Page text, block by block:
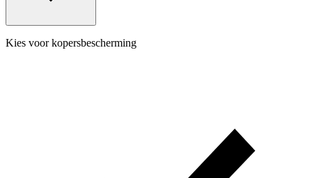
Kies voor kopersbescherming